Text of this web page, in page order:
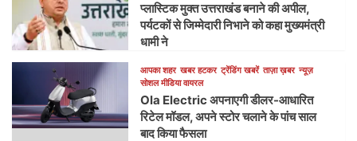
प्लास्टिक मुक्त उत्तराखंड बनाने की अपील,
पर्यटकों से जिम्मेदारी निभाने को कहा मुख्यमंत्री
धामी ने
आपका शहर खबर हटकर ट्रेंडिंग खबरें ताज़ा ख़बर न्यूज़
सोशल मीडिया वायरल
Ola Electric अपनाएगी डीलर-आधारित
रिटेल मॉडल, अपने स्टोर चलाने के पांच साल
बाद किया फैसला